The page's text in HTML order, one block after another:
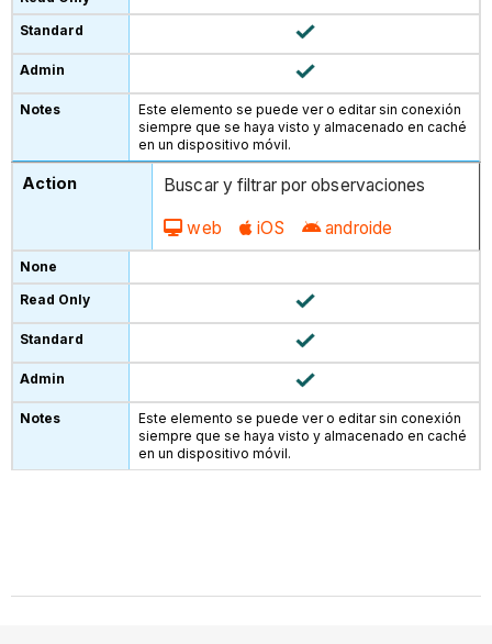
Este elemento se puede ver o editar sin conexión
siempre que se haya visto y almacenado en caché
en un dispositivo móvil.
Buscar y filtrar por observaciones
web iOS androide
Este elemento se puede ver o editar sin conexión
siempre que se haya visto y almacenado en caché
en un dispositivo móvil.